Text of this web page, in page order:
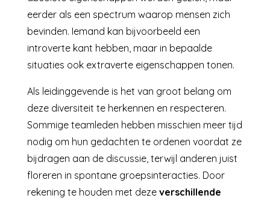
eerder als een spectrum waarop mensen zich
bevinden. Iemand kan bijvoorbeeld een
introverte kant hebben, maar in bepaalde
situaties ook extraverte eigenschappen tonen.
Als leidinggevende is het van groot belang om
deze diversiteit te herkennen en respecteren.
Sommige teamleden hebben misschien meer tijd
nodig om hun gedachten te ordenen voordat ze
bijdragen aan de discussie, terwijl anderen juist
floreren in spontane groepsinteracties. Door
rekening te houden met deze verschillende